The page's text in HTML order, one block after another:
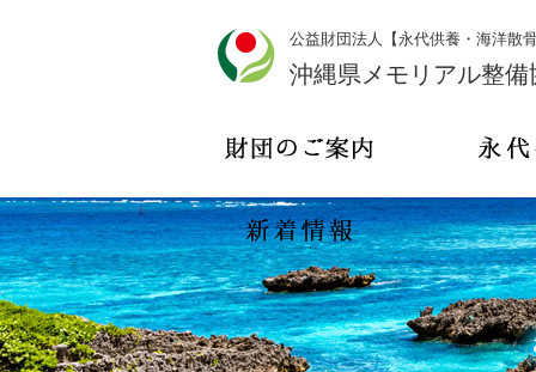
公益財団法人【永代供養・海洋散
沖縄県メモリアル整備